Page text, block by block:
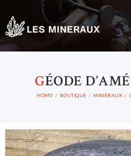
GÉODE
HOME BOUTIQUE MINÉRAUX